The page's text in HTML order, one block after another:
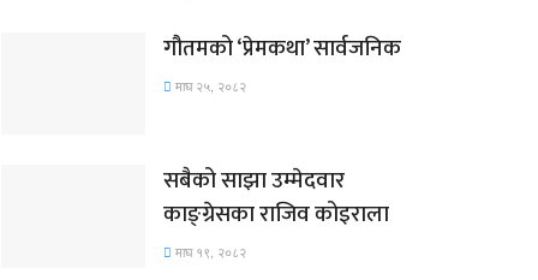
गौतमको ‘प्रेमकथा’ सार्वजनिक
माघ २५, २०८२
सबैको साझा उम्मेदवार
काङ्ग्रेसका राजिव कोइराला
माघ १९, २०८२